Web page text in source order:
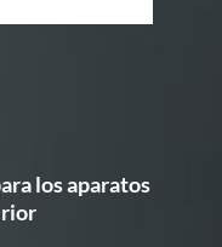
los aparatos